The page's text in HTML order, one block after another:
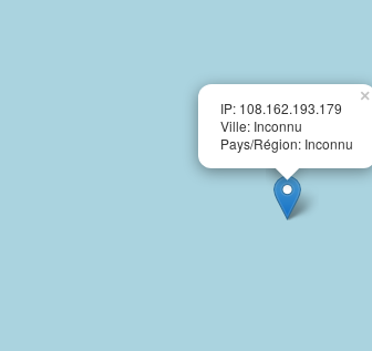
IP: 108.162.193.179
Ville: Inconnu
Pays/Région: Inconnu
×